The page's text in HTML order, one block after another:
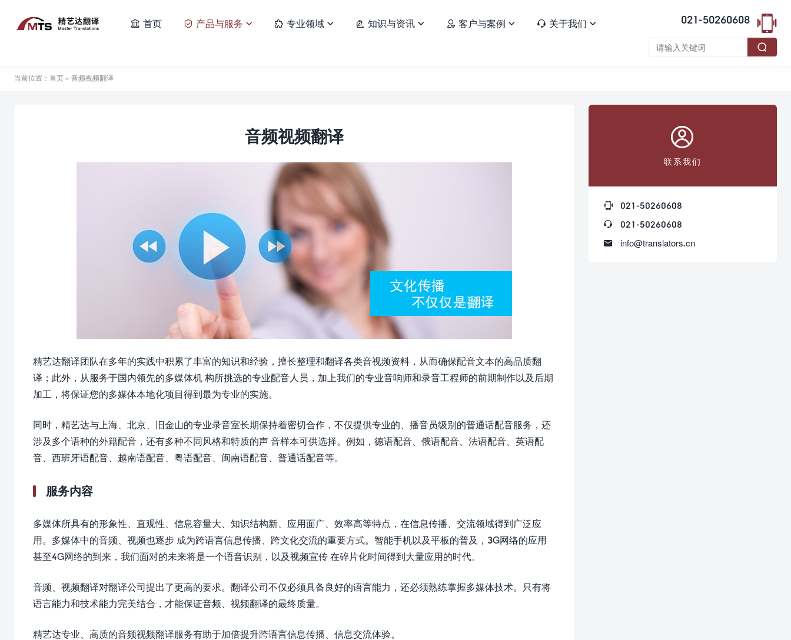
021-50260608 
 首页  产品与服务   专业领域   知识与资讯   客户与案例   关于我们 

当前位置： 首页 » 音频视频翻译
音频视频翻译
精艺达翻译团队在多年的实践中积累了丰富的知识和经验，擅长整理和翻译各类音视频资料，从而确保配音文本的高品质翻
译；此外，从服务于国内领先的多媒体机 构所挑选的专业配音人员，加上我们的专业音响师和录音工程师的前期制作以及后期
加工，将保证您的多媒体本地化项目得到最为专业的实施。
同时，精艺达与上海、北京、旧金山的专业录音室长期保持着密切合作，不仅提供专业的、播音员级别的普通话配音服务，还
涉及多个语种的外籍配音，还有多种不同风格和特质的声 音样本可供选择。例如，德语配音、俄语配音、法语配音、英语配
音、西班牙语配音、越南语配音、粤语配音、闽南语配音、普通话配音等。
服务内容
多媒体所具有的形象性、直观性、信息容量大、知识结构新、应用面广、效率高等特点，在信息传播、交流领域得到广泛应
用。多媒体中的音频、视频也逐步 成为跨语言信息传播、跨文化交流的重要方式。智能手机以及平板的普及，3G网络的应用
甚至4G网络的到来，我们面对的未来将是一个语音识别，以及视频宣传 在碎片化时间得到大量应用的时代。
音频、视频翻译对翻译公司提出了更高的要求。翻译公司不仅必须具备良好的语言能力，还必须熟练掌握多媒体技术。只有将
语言能力和技术能力完美结合，才能保证音频、视频翻译的最终质量。
精艺达专业、高质的音频视频翻译服务有助于加倍提升跨语言信息传播、信息交流体验。

联系我们

021-50260608

021-50260608

info@translators.cn